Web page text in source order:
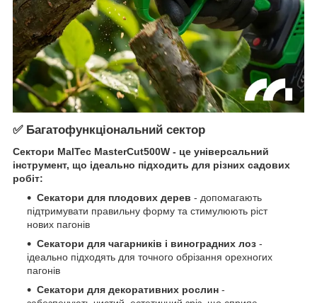
✅ Багатофункціональний сектор
Сектори MalTec MasterCut500W - це універсальний
інструмент, що ідеально підходить для різних садових
робіт:
Секатори для плодових дерев - допомагають
підтримувати правильну форму та стимулюють ріст
нових пагонів
Секатори для чагарників і виноградних лоз -
ідеально підходять для точного обрізання орехногих
пагонів
Секатори для декоративних рослин -